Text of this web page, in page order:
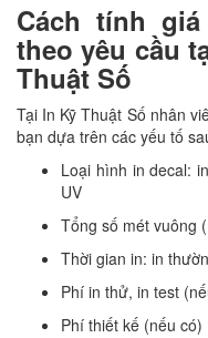
Cách tính
theo yêu cầu
Thuật Số
Tại In Kỹ Thuật Số nhân
bạn dựa trên các yếu tố
Loại hình in decal:
UV
Tổng số mét vuông
Thời gian in: in
Phí in thử, in test
Phí thiết kế (nếu có)